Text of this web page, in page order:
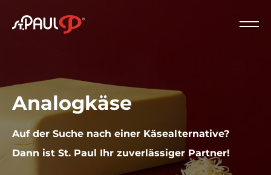
Logo St. Paul
Analogkäse
Auf der Suche nach einer Käsealternative?
Dann ist St. Paul Ihr zuverlässiger Partner!